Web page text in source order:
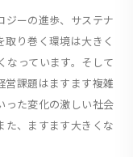
ジーの進歩、サステナ
り巻く環境は大きく
なっています。そして
営課題はますます複雑
った変化の激しい社会
た、ますます大きくな